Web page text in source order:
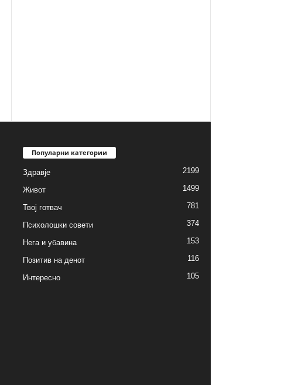
Популарни категории
Здравје 2199
Живот 1499
Твој готвач 781
Психолошки совети 374
Нега и убавина 153
Позитив на денот 116
Интересно 105